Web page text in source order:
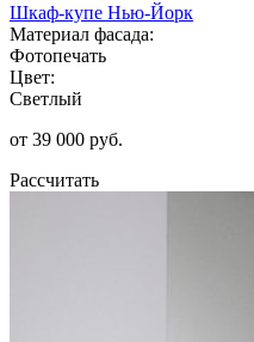
Шкаф-купе Нью-Йорк
Материал фасада:
Фотопечать
Цвет:
Светлый
от 39 000 руб.
Рассчитать